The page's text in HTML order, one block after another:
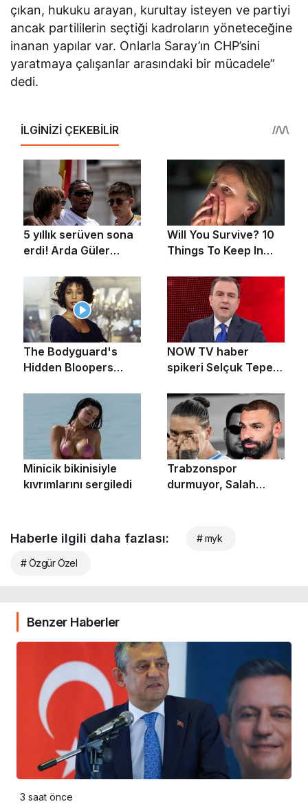
çıkan, hukuku arayan, kurultay isteyen ve partiyi
ancak partililerin seçtiği kadroların yöneteceğine
inanan yapılar var. Onlarla Saray’ın CHP’sini
yaratmaya çalışanlar arasındaki bir mücadele”
dedi.
Haberle ilgili daha fazlası: # myk
# Özgür Özel
Benzer Haberler
3 saat önce